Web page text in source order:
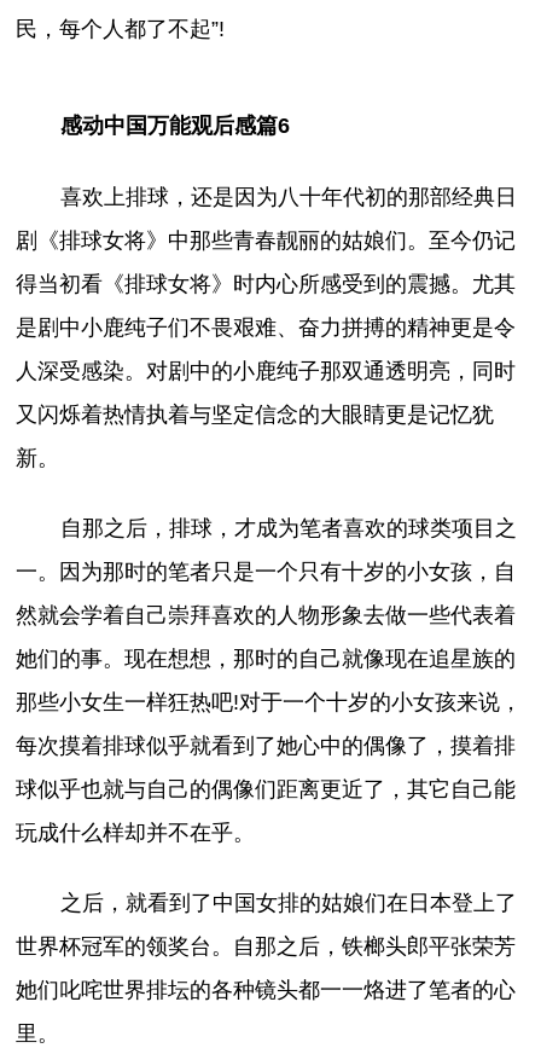
民，每个人都了不起”!
感动中国万能观后感篇6
喜欢上排球，还是因为八十年代初的那部经典日
剧《排球女将》中那些青春靓丽的姑娘们。至今仍记
得当初看《排球女将》时内心所感受到的震撼。尤其
是剧中小鹿纯子们不畏艰难、奋力拼搏的精神更是令
人深受感染。对剧中的小鹿纯子那双通透明亮，同时
又闪烁着热情执着与坚定信念的大眼睛更是记忆犹
新。
自那之后，排球，才成为笔者喜欢的球类项目之
一。因为那时的笔者只是一个只有十岁的小女孩，自
然就会学着自己崇拜喜欢的人物形象去做一些代表着
她们的事。现在想想，那时的自己就像现在追星族的
那些小女生一样狂热吧!对于一个十岁的小女孩来说，
每次摸着排球似乎就看到了她心中的偶像了，摸着排
球似乎也就与自己的偶像们距离更近了，其它自己能
玩成什么样却并不在乎。
之后，就看到了中国女排的姑娘们在日本登上了
世界杯冠军的领奖台。自那之后，铁榔头郎平张荣芳
她们叱咤世界排坛的各种镜头都一一烙进了笔者的心
里。